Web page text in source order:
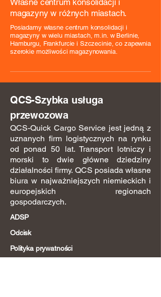
Własne centrum konsolidacji i
magazyny w różnych miastach.
Posiadamy własne centrum konsolidacji i
magazyny w wielu miastach, m.in. w Berlinie,
Hamburgu, Frankfurcie i Szczecinie, co zapewnia
szerokie możliwości magazynowania.
QCS-Szybka usługa
przewozowa
QCS-Quick Cargo Service jest jedną z
uznanych firm logistycznych na rynku
od ponad 50 lat. Transport lotniczy i
morski to dwie główne dziedziny
działalności firmy. QCS posiada własne
biura w najważniejszych niemieckich i
europejskich regionach
gospodarczych.
ADSP
Odcisk
Polityka prywatności